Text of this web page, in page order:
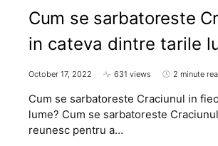
Cum se sarbatoreste
in cateva dintre tarile
October 17, 2022 631 views 2 minute
Cum se sarbatoreste Craciunul in
lume? Cum se sarbatoreste
reunesc pentru a…